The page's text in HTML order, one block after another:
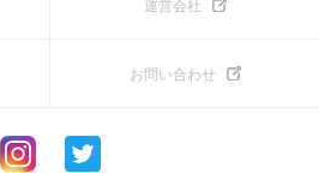
運営会社
お問い合わせ